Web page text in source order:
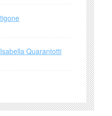
Quarantotti